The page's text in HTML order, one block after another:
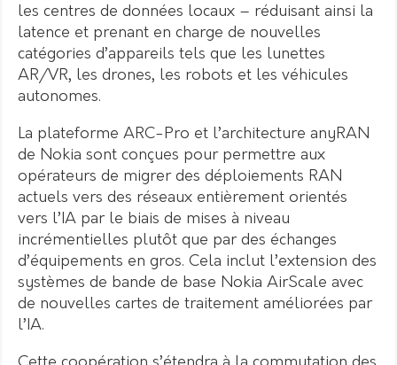
les centres de données locaux – réduisant ainsi la
latence et prenant en charge de nouvelles
catégories d’appareils tels que les lunettes
AR/VR, les drones, les robots et les véhicules
autonomes.
La plateforme ARC-Pro et l’architecture anyRAN
de Nokia sont conçues pour permettre aux
opérateurs de migrer des déploiements RAN
actuels vers des réseaux entièrement orientés
vers l’IA par le biais de mises à niveau
incrémentielles plutôt que par des échanges
d’équipements en gros. Cela inclut l’extension des
systèmes de bande de base Nokia AirScale avec
de nouvelles cartes de traitement améliorées par
l’IA.